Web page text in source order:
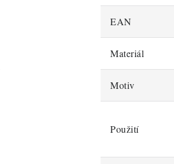
EAN
Materiál
Motiv
Použití